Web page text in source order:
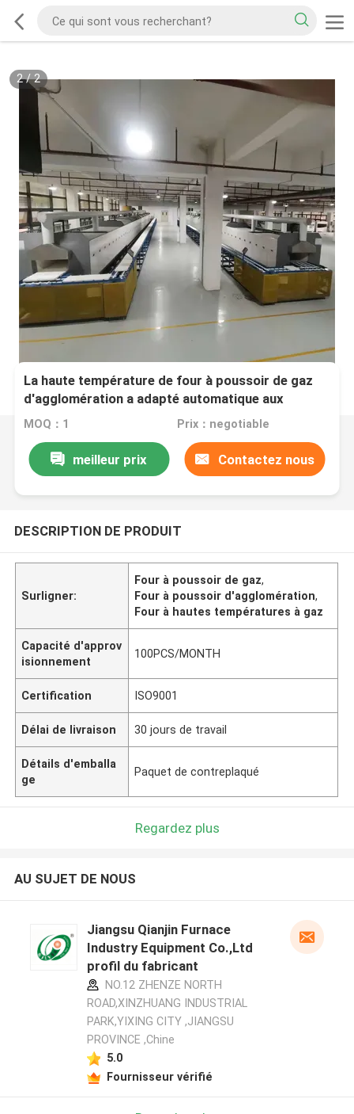
2/2
La haute température de four à poussoir de gaz
d'agglomération a adapté automatique aux
besoins du client pour le substrat en céramique
MOQ：1 Prix：negotiable
meilleur prix Contactez nous
DESCRIPTION DE PRODUIT
Surligner:
Four à poussoir de gaz,
Four à poussoir d'agglomération,
Four à hautes températures à gaz
Capacité d'approv
isionnement
100PCS/MONTH
Certification ISO9001
Délai de livraison 30 jours de travail
Détails d'emballa
ge
Paquet de contreplaqué
Regardez plus
AU SUJET DE NOUS
Jiangsu Qianjin Furnace
Industry Equipment Co.,Ltd
profil du fabricant
NO.12 ZHENZE NORTH
ROAD,XINZHUANG INDUSTRIAL
PARK,YIXING CITY ,JIANGSU
PROVINCE ,Chine
5.0
Fournisseur vérifié